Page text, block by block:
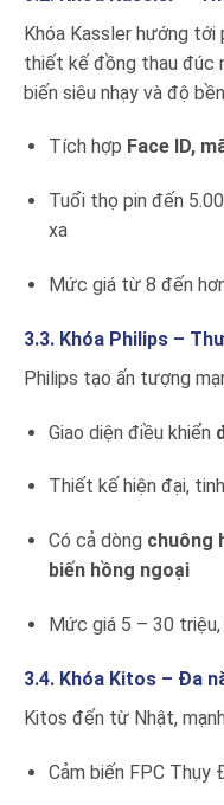
Khóa Kassler hướng tới
thiết kế đồng thau đúc
biến siêu nhạy và độ
Tích hợp Face ID,
Tuổi thọ pin đến
xa
Mức giá từ 8 đến
3.3. Khóa Philips –
Philips tạo ấn tượng
Giao diện điều khiển
Thiết kế hiện đại,
Có cả dòng chuông
biến hồng ngoại
Mức giá 5 – 30
3.4. Khóa Kitos – Đa
Kitos đến từ Nhật,
Cảm biến FPC Thụy